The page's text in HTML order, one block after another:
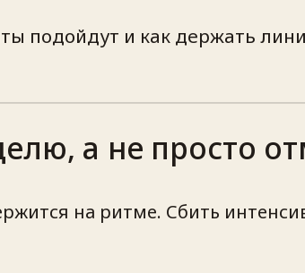
подойдут и как держать
а не просто
на ритме. Сбить